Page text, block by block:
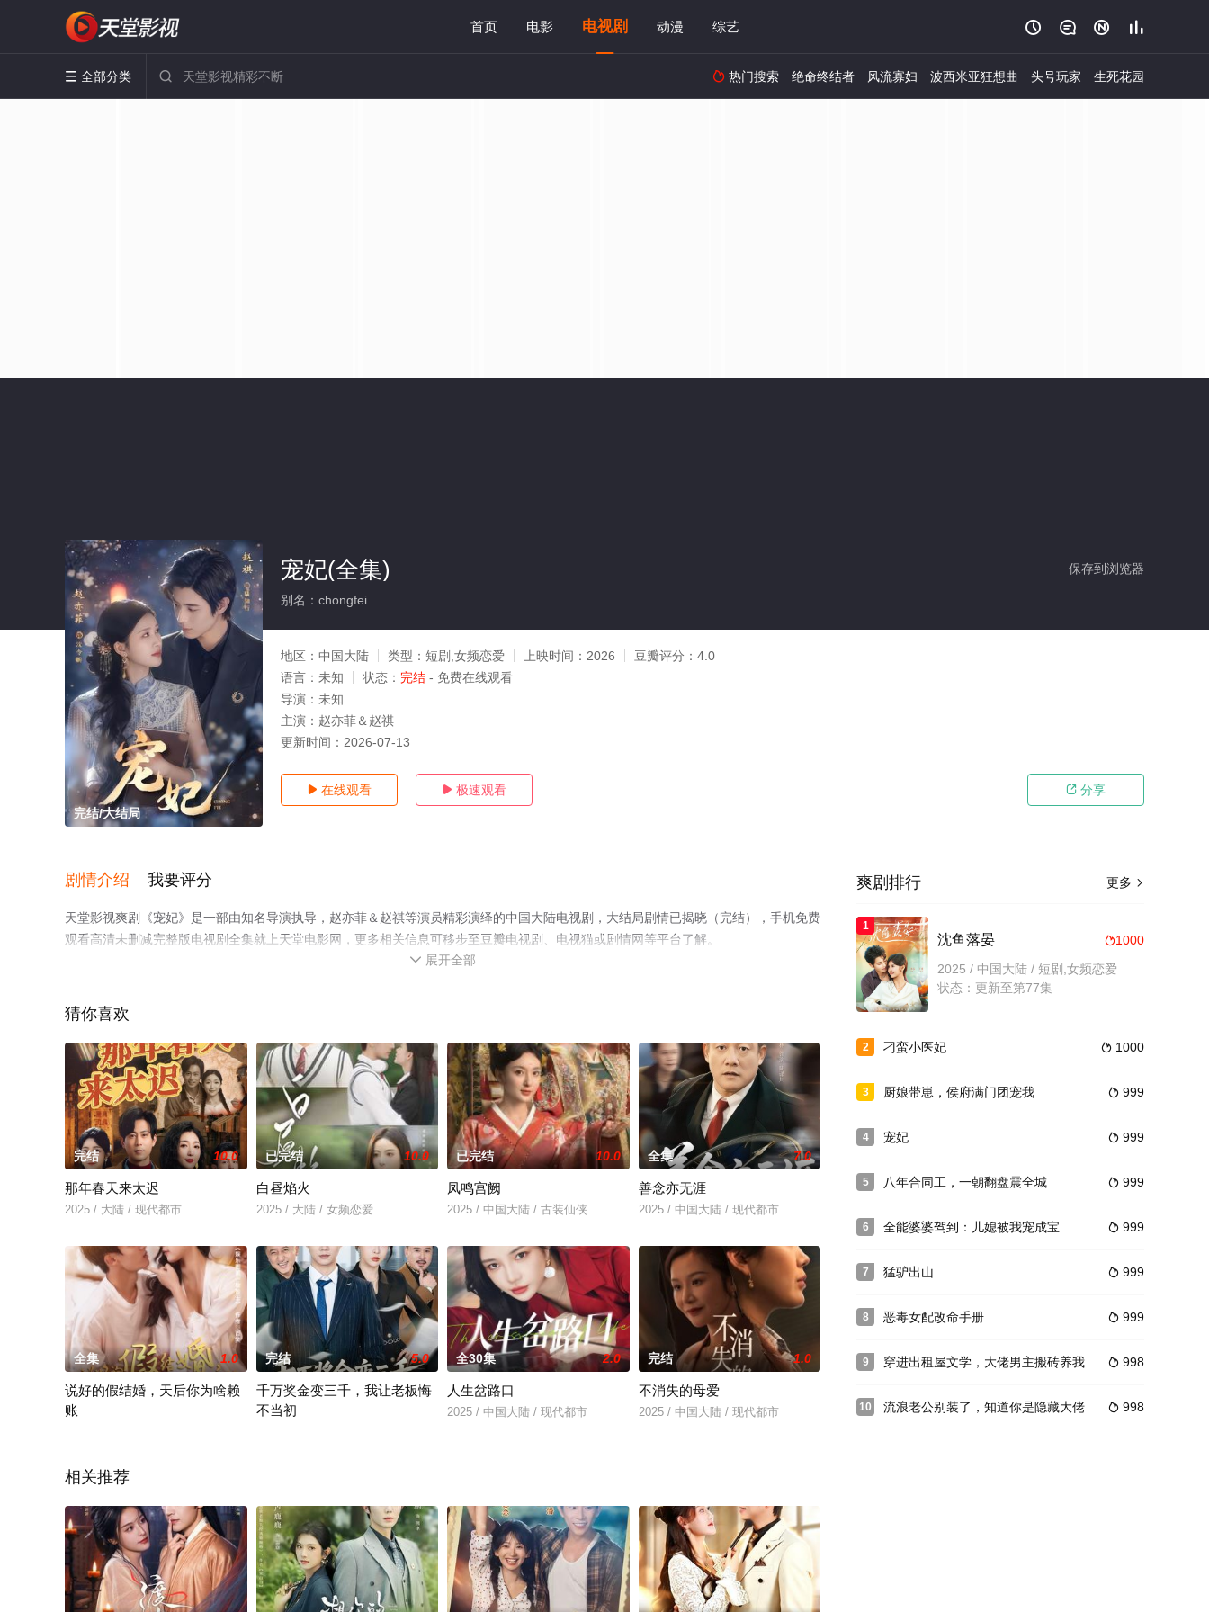
首页 电影 电视剧 动漫 综艺    
 全部分类   热门搜索 绝命终结者 风流寡妇 波西米亚狂想曲 头号玩家 生死花园
完结/大结局
保存到浏览器
宠妃(全集)
别名：chongfei
地区： 中国大陆 类型： 短剧,女频恋爱 上映时间： 2026 豆瓣评分： 4.0
语言： 未知 状态： 完结 - 免费在线观看
导演： 未知
主演： 赵亦菲＆赵祺
更新时间： 2026-07-13
 在线观看  极速观看  分享
剧情介绍 我要评分
天堂影视爽剧《宠妃》是一部由知名导演执导，赵亦菲＆赵祺等演员精彩演绎的中国大陆电视剧，大结局剧情已揭晓（完结），手机免费
观看高清未删减完整版电视剧全集就上天堂电影网，更多相关信息可移步至豆瓣电视剧、电视猫或剧情网等平台了解。
 展开全部
猜你喜欢
完结 10.0
那年春天来太迟
2025 / 大陆 / 现代都市
已完结 10.0
白昼焰火
2025 / 大陆 / 女频恋爱
已完结 10.0
凤鸣宫阙
2025 / 中国大陆 / 古装仙侠
全集 7.0
善念亦无涯
2025 / 中国大陆 / 现代都市
全集 1.0
说好的假结婚，天后你为啥赖
账
完结 5.0
千万奖金变三千，我让老板悔
不当初
全30集 2.0
人生岔路口
2025 / 中国大陆 / 现代都市
完结 1.0
不消失的母爱
2025 / 中国大陆 / 现代都市
相关推荐
更多 
爽剧排行
1
1000
沈鱼落晏
2025 / 中国大陆 / 短剧,女频恋爱
状态：更新至第77集
2  1000
刁蛮小医妃
3  999
厨娘带崽，侯府满门团宠我
4  999
宠妃
5  999
八年合同工，一朝翻盘震全城
6  999
全能婆婆驾到：儿媳被我宠成宝
7  999
猛驴出山
8  999
恶毒女配改命手册
9  998
穿进出租屋文学，大佬男主搬砖养我
10  998
流浪老公别装了，知道你是隐藏大佬